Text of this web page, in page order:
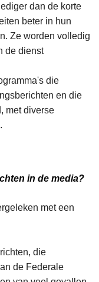
dan de korte
beter in hun
Ze worden volledig
de dienst
die
en die
met diverse
in de media?
met een
die
de Federale